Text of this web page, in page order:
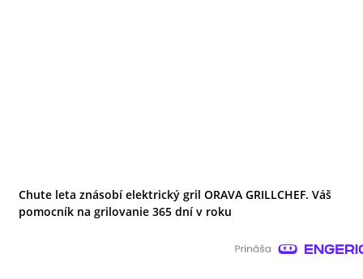
Chute leta znásobí elektrický gril ORAVA GRILLCHEF. Váš
pomocník na grilovanie 365 dní v roku